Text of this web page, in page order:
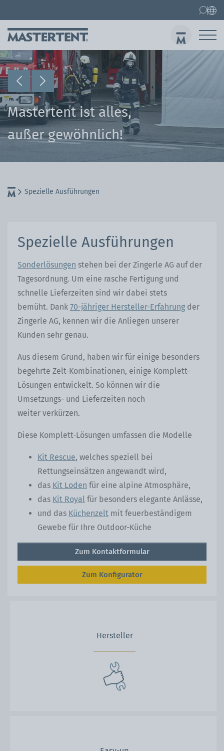
Mastertent ist alles,
außer gewöhnlich!
Spezielle Ausführungen
Spezielle Ausführungen
Sonderlösungen stehen bei der Zingerle AG auf der
Tagesordnung. Um eine rasche Fertigung und
schnelle Lieferzeiten sind wir dabei stets
bemüht. Dank 70-jähriger Hersteller-Erfahrung der
Zingerle AG, kennen wir die Anliegen unserer
Kunden sehr genau.
Aus diesem Grund, haben wir für einige besonders
begehrte Zelt-Kombinationen, einige Komplett-
Lösungen entwickelt. So können wir die
Umsetzungs- und Lieferzeiten noch
weiter verkürzen.
Diese Komplett-Lösungen umfassen die Modelle
Kit Rescue, welches speziell bei
Rettungseinsätzen angewandt wird,
das Kit Loden für eine alpine Atmosphäre,
das Kit Royal für besonders elegante Anlässe,
und das Küchenzelt mit feuerbeständigem
Gewebe für Ihre Outdoor-Küche
Zum Kontaktformular
Zum Konfigurator
Hersteller
Kontakt
Faltpavillons
Faltpavillon 3x3 m